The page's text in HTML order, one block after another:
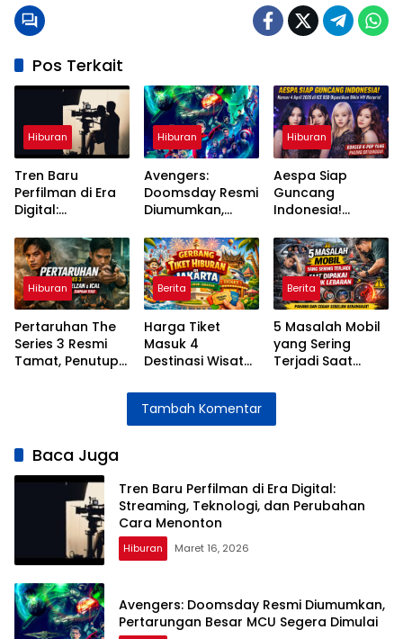
Pos Terkait
Hiburan
Tren Baru
Perfilman di Era
Digital:
Teknologi, dan
Perubahan Cara
Menonton
Hiburan
Avengers:
Doomsday Resmi
Diumumkan,
Besar MCU
Segera Dimulai
Hiburan
Aespa Siap
Guncang
Indonesia!
2026 di ICE BSD
Dipastikan Bikin
MY Histeris
Hiburan
Pertaruhan The
Series 3 Resmi
Tamat, Penutup
Berita
Harga Tiket
Masuk 4
Destinasi Wisata
Libur Lebaran
2026
Berita
5 Masalah Mobil
yang Sering
Terjadi Saat
Lebaran dan
Mengatasinya
Tambah Komentar
Baca Juga
Tren Baru Perfilman di Era Digital:
Streaming, Teknologi, dan Perubahan
Cara Menonton
Hiburan Maret 16, 2026
Avengers: Doomsday Resmi Diumumkan,
Pertarungan Besar MCU Segera Dimulai